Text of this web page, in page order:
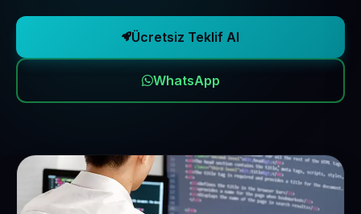
Ücretsiz Teklif Al
WhatsApp